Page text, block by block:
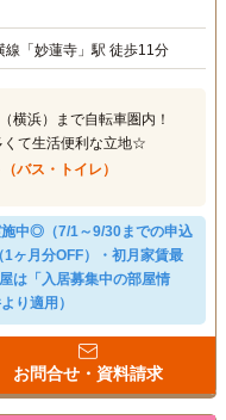
「妙蓮寺」駅 徒歩11分
横浜）まで自転車圏内！
くて生活便利な立地☆
バス・トイレ）
中◎（7/1～9/30までの申込
ヶ月分OFF）・初月家賃最
は「入居募集中の部屋情
り適用）
お問合せ・資料請求